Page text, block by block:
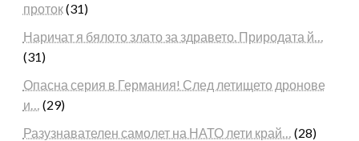
проток(31)
Наричат я бялото злато за здравето. Природата й…
(31)
Опасна серия в Германия! След летището дронове
и… (29)
Разузнавателен самолет на НАТО лети край… (28)